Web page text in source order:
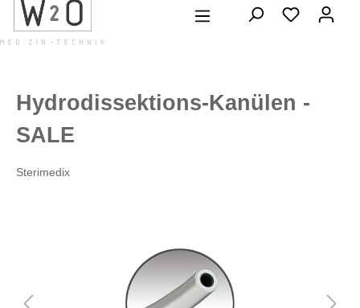
springen
Hydrodissektions-Kanülen -
SALE
Sterimedix